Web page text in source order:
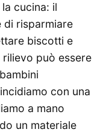
cucina: il
di risparmiare
biscotti e
può essere
con una
a mano
un materiale